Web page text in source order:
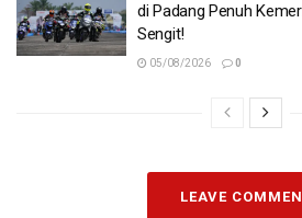
di Padang Penuh
Sengit!
05/08/2026 0
LEAVE